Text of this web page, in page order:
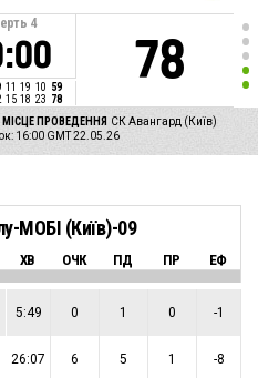
4
11 19 10 59
15 18 23 78
78
МІСЦЕ ПРОВЕДЕННЯ СК Авангард (Київ)
16:00 GMT 22.05.26
МОБІ (Київ)-09
ХВ ОЧК ПД ПР ЕФ
5:49 0 1 0 -1
26:07 6 5 1 -8